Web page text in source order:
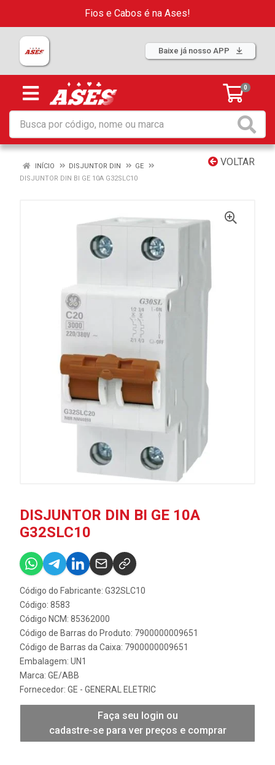
Fios e Cabos é na Ases!
Baixe já nosso APP
0
VOLTAR
INÍCIO DISJUNTOR DIN
GE
DISJUNTOR DIN BI GE 10A G32SLC10
DISJUNTOR DIN BI GE 10A
G32SLC10
Código do Fabricante: G32SLC10
Código: 8583
Código NCM: 85362000
Código de Barras do Produto: 7900000009651
Código de Barras da Caixa: 7900000009651
Embalagem: UN1
Marca: GE/ABB
Fornecedor: GE - GENERAL ELETRIC
Faça seu login ou
cadastre-se para ver preços e comprar